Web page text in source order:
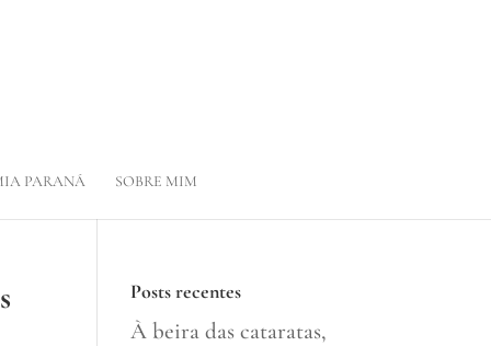
PARANÁ SOBRE MIM
Posts recentes
À beira das cataratas,